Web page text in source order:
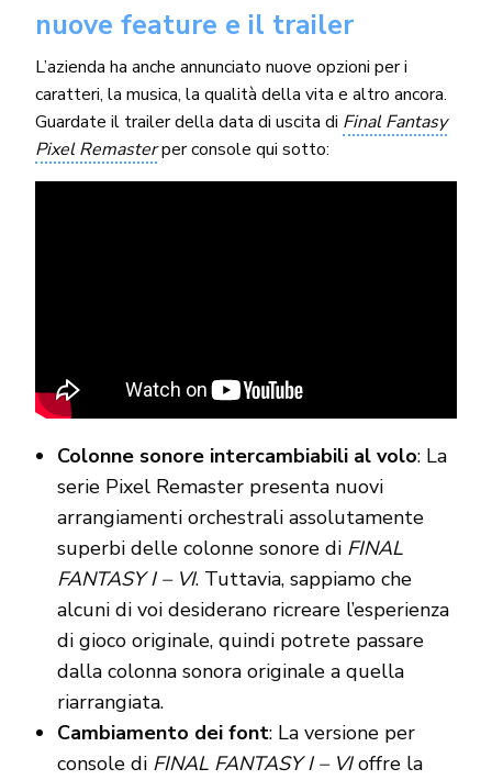
nuove feature e il trailer
L’azienda ha anche annunciato nuove opzioni per i
caratteri, la musica, la qualità della vita e altro ancora.
Guardate il trailer della data di uscita di Final Fantasy
Pixel Remasterper console qui sotto:
Colonne sonore intercambiabili al volo: La
serie Pixel Remaster presenta nuovi
arrangiamenti orchestrali assolutamente
superbi delle colonne sonore di FINAL
FANTASY I – VI. Tuttavia, sappiamo che
alcuni di voi desiderano ricreare l’esperienza
di gioco originale, quindi potrete passare
dalla colonna sonora originale a quella
riarrangiata.
Cambiamento dei font: La versione per
console di FINAL FANTASY I – VIoffre la